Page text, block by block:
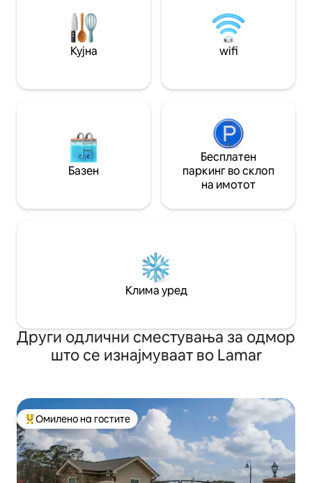
за оган, игри. - Централно лоцирано во
близина на воздухопловната база Шо,
болницата Туомеј, храна, паркови и
да се сместат
реновирано во
градина за
отворено,
Кујна wifi
Базен
Бесплатен
паркинг во склоп
на имотот
Клима уред
Други одлични сместувања за одмор
што се изнајмуваат во Lamar
Меѓу најуспешните „Омилени на гостите“
Омилено на гостите